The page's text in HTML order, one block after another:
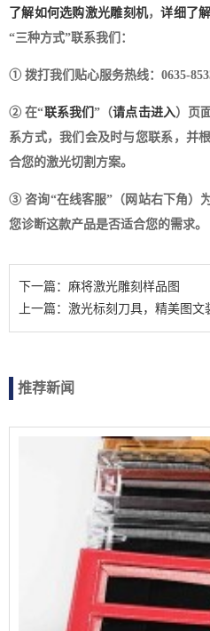
了解如何选购激光雕刻机，详细了
“三种方式”联系我们：
① 拨打我们贴心服务热线：0635-
② 在“联系我们”（请点击进入）页
系方式，我们会及时与您联系，并
合您的激光切割方案。
③ 咨询“在线客服”（网站右下角）
您诊断这款产品是否适合您的需求。
下一篇：麻将激光雕刻样品图
上一篇：激光标刻刀具，精美图文
推荐新闻